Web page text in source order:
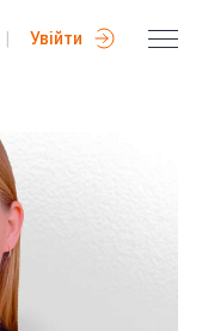
| Увійти